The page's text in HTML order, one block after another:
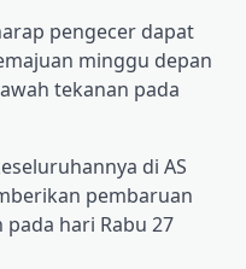
pengecer dapat
minggu depan
tekanan pada
di AS
pembaruan
hari Rabu 27